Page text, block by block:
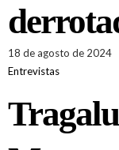
18 de agosto de 2024
Entrevistas